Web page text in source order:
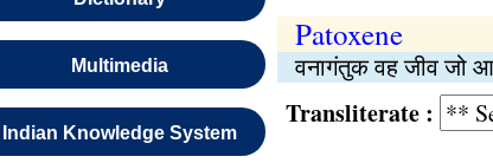
Multimedia
Indian Knowledge System
Patoxene
वनागंतुक वह जीव जो
Transliterate :